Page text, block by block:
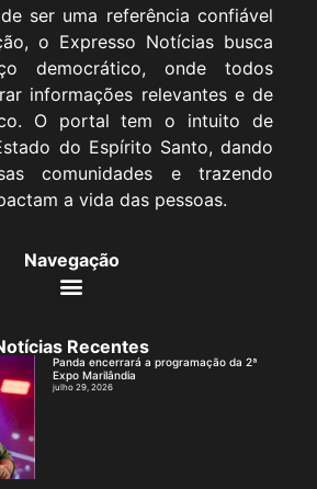
ser uma referência confiável
o Expresso Notícias busca
democrático, onde todos
informações relevantes e de
O portal tem o intuito de
do Espírito Santo, dando
comunidades e trazendo
a vida das pessoas.
Navegação
Recentes
Panda encerrará a programação da 2ª
Expo Marilândia
julho 29, 2026